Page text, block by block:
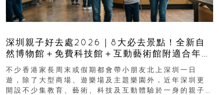
深圳親子好去處2026｜8大必去景點！全新自
然博物館＋免費科技館＋互動藝術館附適合年
齡、交通、門票、開放時間
不少香港家長周末或假期都會帶小朋友北上深圳一日
遊，除了大型商場、遊樂場及主題樂園外，近年深圳更
開設不少集教育、藝術、科技及互動體驗於一身的親子